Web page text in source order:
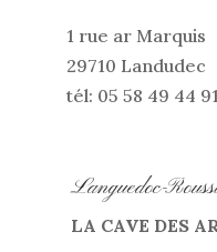
1 rue ar Marquis
29710 Landudec
tél: 05 58 49 44 91
Languedoc-
LA CAVE DES